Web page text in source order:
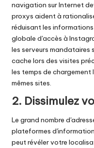
navigation sur Internet
proxys aident à
réduisant les
globale d'accès à
les serveurs mandataires
cache lors des visites
les temps de chargement
mêmes sites.
2. Dissimulez
Le grand nombre
plateformes
peut révéler votre